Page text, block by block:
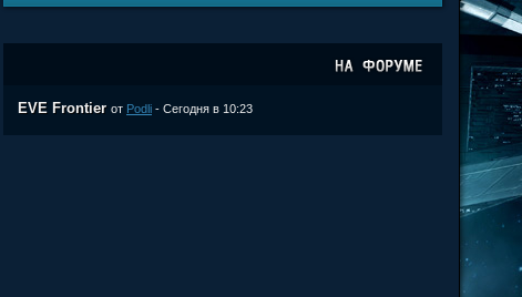
EVE Frontier от Podli - Сегодня в 10:23